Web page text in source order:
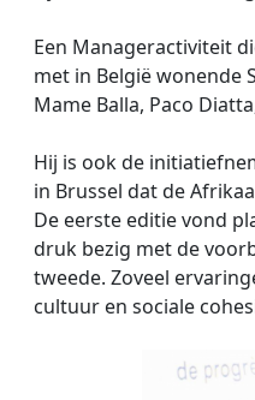
Een Manageractiviteit
met in België wonende
Mame Balla, Paco
Hij is ook de
in Brussel dat de
De eerste editie vond
druk bezig met de
tweede. Zoveel
cultuur en sociale